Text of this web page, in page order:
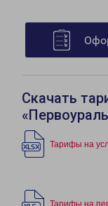
Скачать
Тарифы на